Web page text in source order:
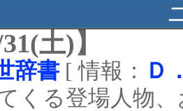
土)】
辞書 [ 情報： Ｄ
くる登場人物